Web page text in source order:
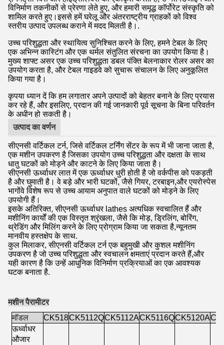
विनिर्माण तकनीकों से प्रेरणा लेते हुए, और हमारी समृद्ध कॉर्पोरेट संस्कृति को
शामिल करते हुए।इससे हमें घरेलू और अंतरराष्ट्रीय ग्राहकों को विश्व
स्तरीय उत्पाद उपलब्ध कराने में मदद मिलती है।.
उच्च परिशुद्धता और स्थायित्व सुनिश्चित करने के लिए, हमने टेबल के लिए
एक अभिन्न कास्टिंग और एक थर्मल संतुलित संरचना का उपयोग किया है।
मुख्य शाफ्ट असर एक उच्च परिशुद्धता डबल पंक्ति बेलनाकार रोलर असर का
उपयोग करता है, और टेबल गाइडवे को सुचारू संचालन के लिए अनुकूलित
किया गया है।
कृपया ध्यान दें कि हम लगातार अपने उत्पादों को बेहतर बनाने के लिए प्रयास
कर रहे हैं, और इसलिए, प्रदान की गई जानकारी पूर्व सूचना के बिना परिवर्तन
के अधीन हो सकती है।
उत्पाद का वर्णन
सीएनसी वर्टिकल टर्न, जिसे वर्टिकल टर्निंग सेंटर के रूप में भी जाना जाता है,
एक मशीन उपकरण है जिसका उपयोग उच्च परिशुद्धता और दक्षता के साथ
धातु घटकों को मोड़ने और काटने के लिए किया जाता है।
सीएनसी ऊर्ध्वाधर लात में एक ऊर्ध्वाधर धुरी होती है जो वर्कपीस को पकड़ती
है और घुमाती है। वे बड़े और भारी घटकों, जैसे गियर, टरबाइन,और एयरोस्पेस
भागोंवे विशेष रूप से उच्च आयाम अनुपात वाले घटकों को मोड़ने के लिए
उपयोगी हैं।
इसके अतिरिक्त, सीएनसी ऊर्ध्वाधर lathes अत्यधिक स्वचालित हैं और
मशीनिंग कार्यों की एक विस्तृत श्रृंखला, जैसे कि मोड़, ड्रिलिंग, बोरिंग,
थ्रेडिंग और मिलिंग करने के लिए प्रोग्राम किया जा सकता है,न्यूनतम
मानवीय हस्तक्षेप के साथ.
कुल मिलाकर, सीएनसी वर्टिकल टर्न एक बहुमुखी और कुशल मशीनिंग
उपकरण है जो उच्च परिशुद्धता और स्वचालन क्षमताएं प्रदान करते हैं,और
यही कारण है कि उन्हें आधुनिक विनिर्माण प्रक्रियाओं का एक आवश्यक
घटक बनाता है.
मशीन पैरामीटर
मॉडल
CK518CK5112QCK5112ACK5116QCK5120A
ऊर्ध्वाधर
औजार